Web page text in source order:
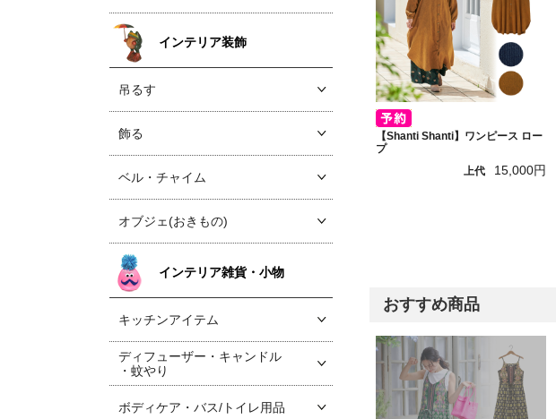
【Shanti Shanti】ワンピース ロー
プ
上代
15,000円
おすすめ商品
インテリア装飾
吊るす
飾る
ベル・チャイム
オブジェ(おきもの)
インテリア雑貨・小物
キッチンアイテム
ディフューザー・キャンドル
・蚊やり
ボディケア・バス/トイレ用品